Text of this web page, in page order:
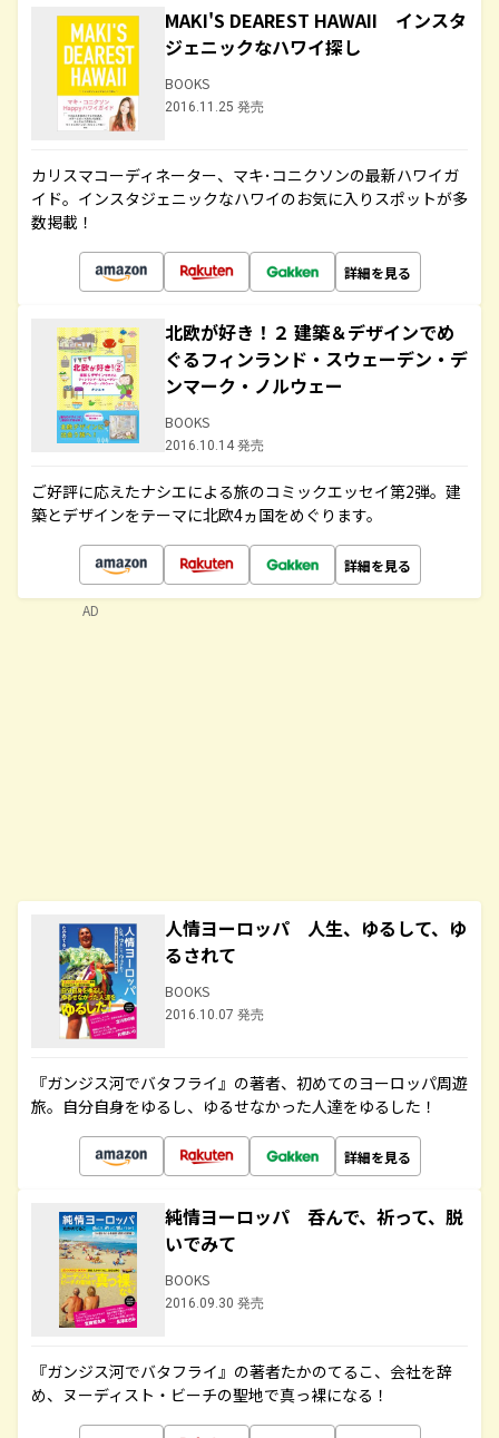
MAKI'S DEAREST HAWAII インスタ
ジェニックなハワイ探し
BOOKS
2016.11.25 発売
カリスマコーディネーター、マキ･コニクソンの最新ハワイガ
イド。インスタジェニックなハワイのお気に入りスポットが多
数掲載！
詳細を見る
北欧が好き！２ 建築＆デザインでめ
ぐるフィンランド・スウェーデン・デ
ンマーク・ノルウェー
BOOKS
2016.10.14 発売
ご好評に応えたナシエによる旅のコミックエッセイ第2弾。建
築とデザインをテーマに北欧4ヵ国をめぐります。
詳細を見る
人情ヨーロッパ 人生、ゆるして、ゆ
るされて
BOOKS
2016.10.07 発売
『ガンジス河でバタフライ』の著者、初めてのヨーロッパ周遊
旅。自分自身をゆるし、ゆるせなかった人達をゆるした！
詳細を見る
純情ヨーロッパ 呑んで、祈って、脱
いでみて
BOOKS
2016.09.30 発売
『ガンジス河でバタフライ』の著者たかのてるこ、会社を辞
め、ヌーディスト・ビーチの聖地で真っ裸になる！
AD